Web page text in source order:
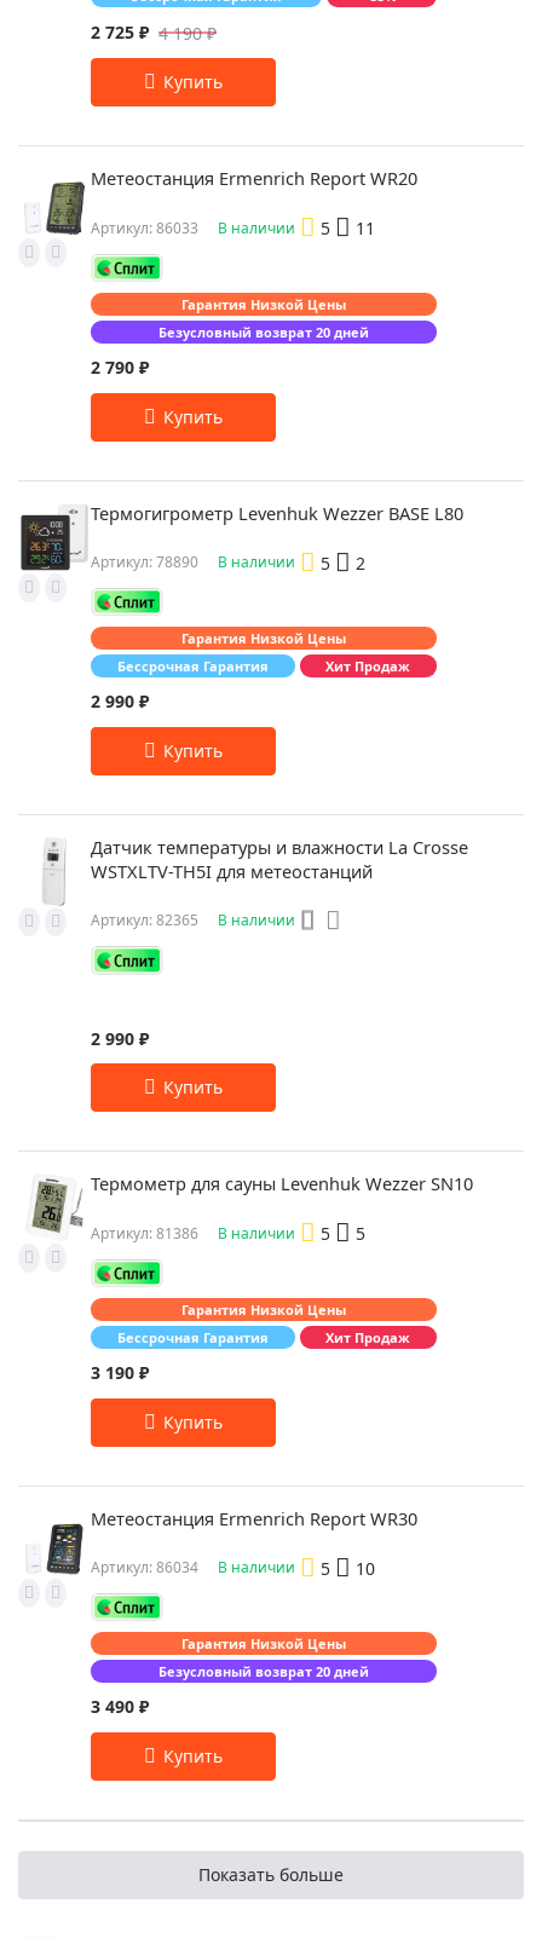
2 725 ₽ 4 190 ₽
Метеостанция Ermenrich Report WR20
2 790 ₽
Артикул: 86033 В наличии 5 11
Гарантия Низкой Цены
Безусловный возврат 20 дней
Термогигрометр Levenhuk Wezzer BASE L80
2 990 ₽
Артикул: 78890 В наличии 5 2
Гарантия Низкой Цены
Бессрочная Гарантия
Хит Продаж
Датчик температуры и влажности La Crosse
WSTXLTV-TH5I для метеостанций
2 990 ₽
Артикул: 82365 В наличии
Термометр для сауны Levenhuk Wezzer SN10
3 190 ₽
Артикул: 81386 В наличии 5 5
Гарантия Низкой Цены
Бессрочная Гарантия
Хит Продаж
Метеостанция Ermenrich Report WR30
3 490 ₽
Артикул: 86034 В наличии 5 10
Гарантия Низкой Цены
Безусловный возврат 20 дней
Показать больше